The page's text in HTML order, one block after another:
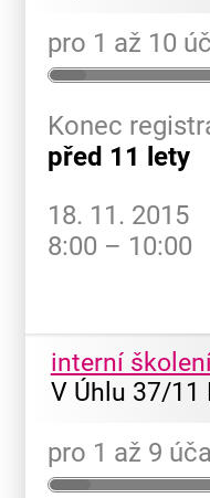
pro 1 až 10
Konec
před 11 lety
18. 11. 2015
8:00 – 10:00
interní
V Úhlu 37/11
pro 1 až 9